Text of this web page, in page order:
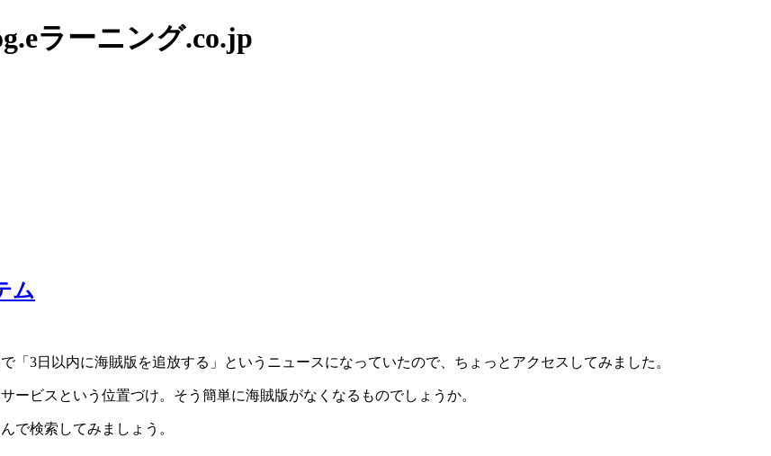
ラーニング.co.jp
ム
3日以内に海賊版を追放する」というニュースになっていたので、ちょっとアクセスしてみました。
ビスという位置づけ。そう簡単に海賊版がなくなるものでしょうか。
で検索してみましょう。